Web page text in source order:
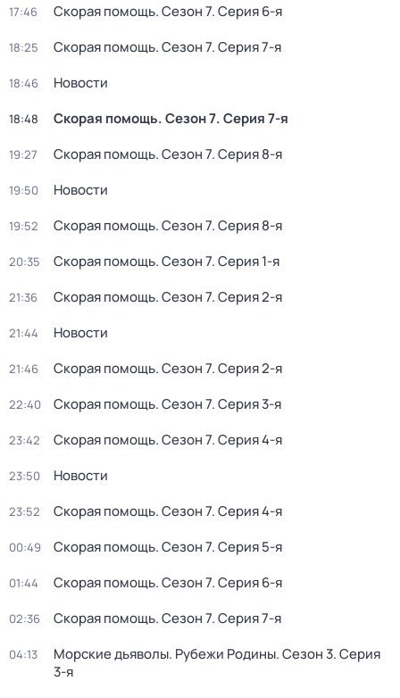
17:46 Скорая помощь. Сезон 7. Серия 6-я
18:25 Скорая помощь. Сезон 7. Серия 7-я
18:46 Новости
18:48 Скорая помощь. Сезон 7. Серия 7-я
19:27 Скорая помощь. Сезон 7. Серия 8-я
19:50 Новости
19:52 Скорая помощь. Сезон 7. Серия 8-я
20:35 Скорая помощь. Сезон 7. Серия 1-я
21:36 Скорая помощь. Сезон 7. Серия 2-я
21:44 Новости
21:46 Скорая помощь. Сезон 7. Серия 2-я
22:40 Скорая помощь. Сезон 7. Серия 3-я
23:42 Скорая помощь. Сезон 7. Серия 4-я
23:50 Новости
23:52 Скорая помощь. Сезон 7. Серия 4-я
00:49 Скорая помощь. Сезон 7. Серия 5-я
01:44 Скорая помощь. Сезон 7. Серия 6-я
02:36 Скорая помощь. Сезон 7. Серия 7-я
04:13 Морские дьяволы. Рубежи Родины. Сезон 3. Серия
3-я